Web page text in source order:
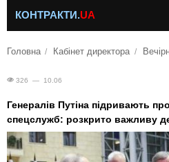
КОНТРАКТИ.UA
Головна Кабінет директора
326 — 10.06
Генералів Путіна підривають
спецслужб: розкрито важливу